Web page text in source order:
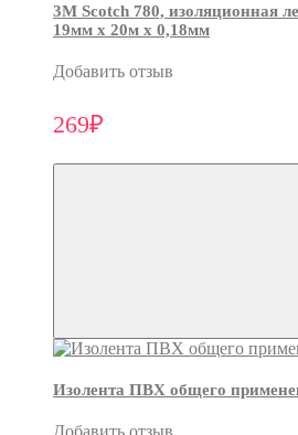
3М Scotch 780, изоляционная
19мм х 20м х 0,18мм
Добавить отзыв
269₽
Изолента ПВХ общего
Добавить отзыв